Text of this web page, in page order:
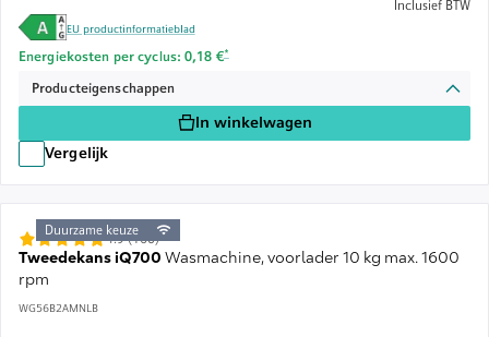
Inclusief BTW
EU productinformatieblad
Energiekosten per cyclus: 0,18 €Voetnoot *: Schatting op basis van een energieprijs van
*
Producteigenschappen
In winkelwagen
Vergelijk
Tweedekans iQ700 Wasmachine, voorlader 10 kg max. 1600
rpm
WG56B2AMNLB
4.9 (160)
Duurzame keuze